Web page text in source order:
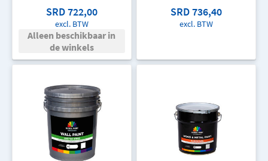
SRD 722,00
excl. BTW
Alleen beschikbaar in
de winkels
SRD 736,40
excl. BTW